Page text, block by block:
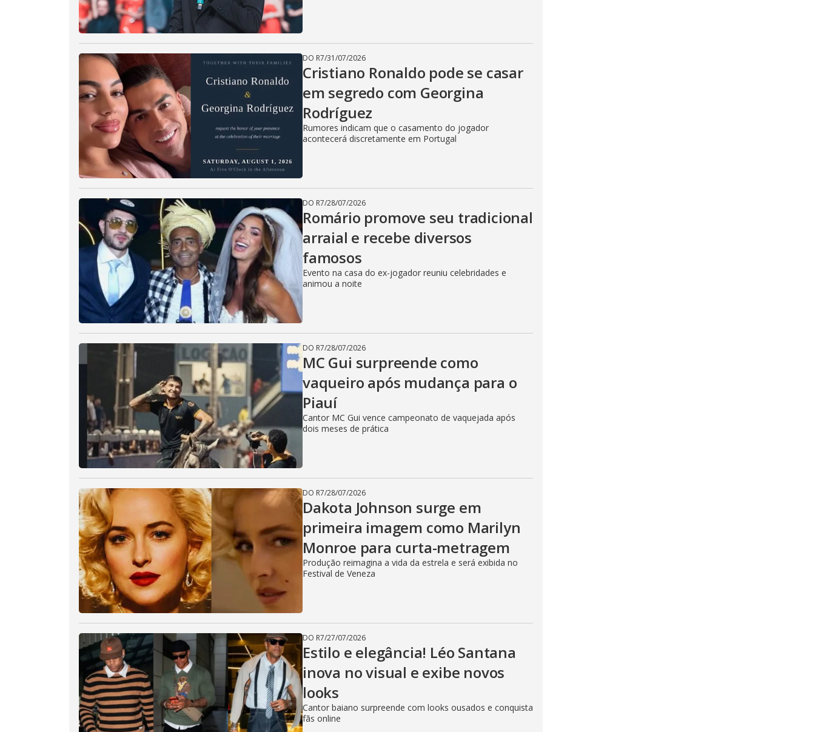
DO R7/31/07/2026
Cristiano Ronaldo pode se casar
em segredo com Georgina
Rodríguez
Rumores indicam que o casamento do jogador
acontecerá discretamente em Portugal
DO R7/28/07/2026
Romário promove seu tradicional
arraial e recebe diversos
famosos
Evento na casa do ex-jogador reuniu celebridades e
animou a noite
DO R7/28/07/2026
MC Gui surpreende como
vaqueiro após mudança para o
Piauí
Cantor MC Gui vence campeonato de vaquejada após
dois meses de prática
DO R7/28/07/2026
Dakota Johnson surge em
primeira imagem como Marilyn
Monroe para curta-metragem
Produção reimagina a vida da estrela e será exibida no
Festival de Veneza
DO R7/27/07/2026
Estilo e elegância! Léo Santana
inova no visual e exibe novos
looks
Cantor baiano surpreende com looks ousados e conquista
fãs online